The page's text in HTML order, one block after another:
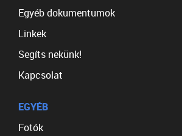
Egyéb dokumentumok
Linkek
Segíts nekünk!
Kapcsolat
EGYÉB
Fotók